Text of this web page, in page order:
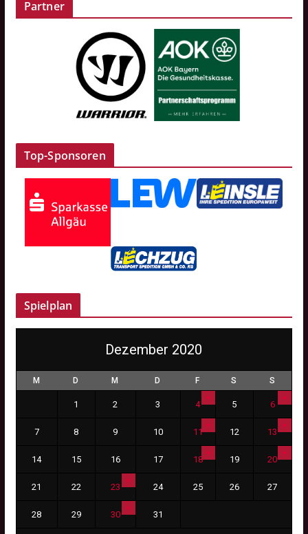
Partner
Top-Sponsoren
Spielplan
Dezember 2020
M D M D F S S
1 2 3 4 5 6
7 8 9 10 11 12 13
14 15 16 17 18 19 20
21 22 23 24 25 26 27
28 29 30 31